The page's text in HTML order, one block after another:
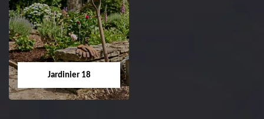
et haie 18
Entreprise dessouchage
arbre et haie 18 Cher
Jardinier 18